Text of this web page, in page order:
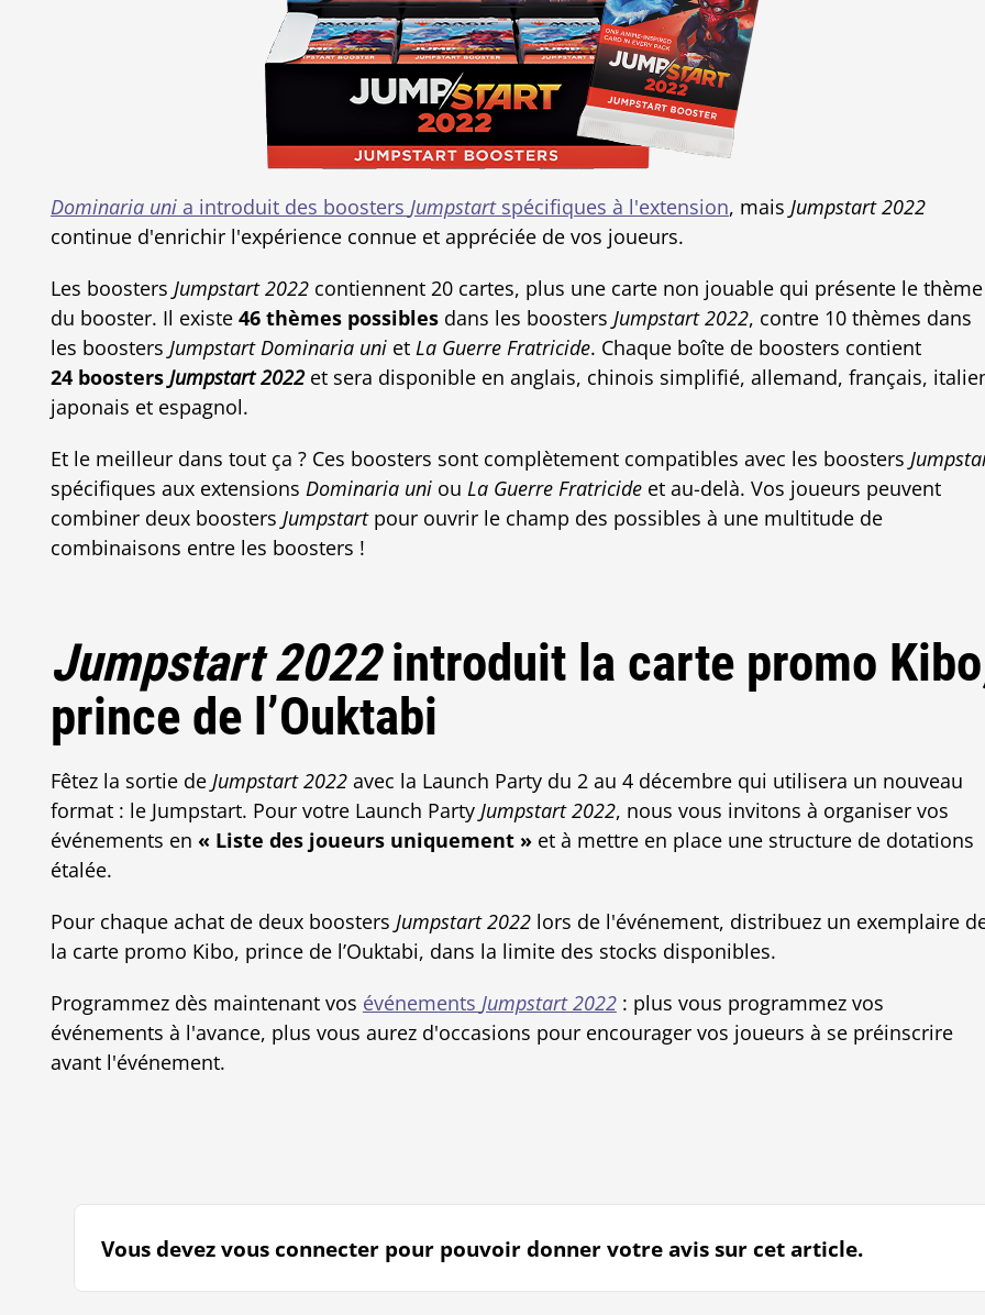
Dominaria unia introduit des boosters Jumpstartspécifiques à l'extension, mais Jumpstart 2022
continue d'enrichir l'expérience connue et appréciée de vos joueurs.
Les boosters Jumpstart 2022contiennent 20 cartes, plus une carte non jouable qui présente le thème
du booster. Il existe 46 thèmes possiblesdans les boosters Jumpstart 2022, contre 10 thèmes dans
les boosters Jumpstart Dominaria uniet La Guerre Fratricide. Chaque boîte de boosters contient
24 boosters Jumpstart 2022et sera disponible en anglais, chinois simplifié, allemand, français,
japonais et espagnol.
Et le meilleur dans tout ça ? Ces boosters sont complètement compatibles avec les boosters
spécifiques aux extensions Dominaria uniou La Guerre Fratricideet au-delà. Vos joueurs peuvent
combiner deux boosters Jumpstartpour ouvrir le champ des possibles à une multitude de
combinaisons entre les boosters !
Jumpstart 2022introduit la carte promo
prince de l’Ouktabi
Fêtez la sortie de Jumpstart 2022avec la Launch Party du 2 au 4 décembre qui utilisera un nouveau
format : le Jumpstart. Pour votre Launch Party Jumpstart 2022, nous vous invitons à organiser vos
événements en « Liste des joueurs uniquement »et à mettre en place une structure de dotations
étalée.
Pour chaque achat de deux boosters Jumpstart 2022lors de l'événement, distribuez un exemplaire
la carte promo Kibo, prince de l’Ouktabi, dans la limite des stocks disponibles.
Programmez dès maintenant vos événements Jumpstart 2022: plus vous programmez vos
événements à l'avance, plus vous aurez d'occasions pour encourager vos joueurs à se préinscrire
avant l'événement.
Vous devez vous connecter pour pouvoir donner votre avis sur cet article.